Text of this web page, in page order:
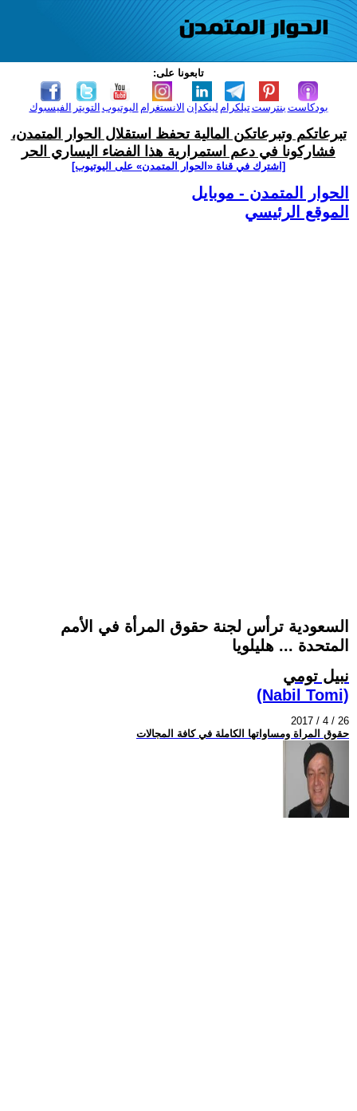
تابعونا على:
الفيسبوك التويتر اليوتيوب الانستغرام لينكدإن تيلكرامبنترست بودكاست
تبرعاتكم وتبرعاتكن المالية تحفظ استقلال الحوار المتمدن،
فشاركونا في دعم استمرارية هذا الفضاء اليساري الحر
[اشترك في قناة ‫«الحوار المتمدن» على اليوتيوب]
الحوار المتمدن - موبايل
الموقع الرئيسي
السعودية ترأس لجنة حقوق المرأة في الأمم
المتحدة ... هليلويا
نبيل تومي
(Nabil Tomi)
2017 / 4 / 26
حقوق المراة ومساواتها الكاملة في كافة المجالات